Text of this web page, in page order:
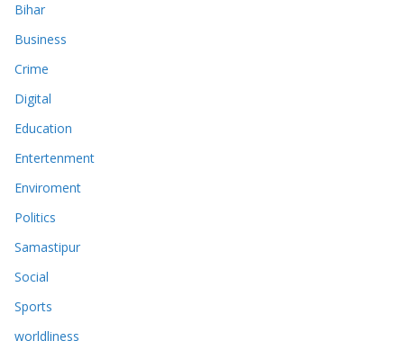
Bihar
Business
Crime
Digital
Education
Entertenment
Enviroment
Politics
Samastipur
Social
Sports
worldliness